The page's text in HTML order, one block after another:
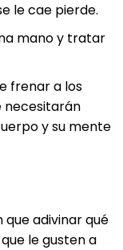
le cae pierde.
mano y tratar
frenar a los
necesitarán
y su mente
que adivinar qué
le gusten a